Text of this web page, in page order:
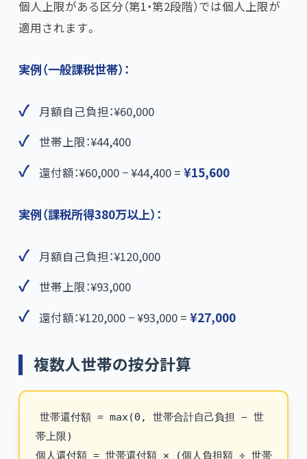
個人上限がある区分（第1・第2段階）では個人上限が
適用されます。
実例（一般課税世帯）：
月額自己負担：¥60,000
世帯上限：¥44,400
還付額：¥60,000 − ¥44,400 = ¥15,600
実例（課税所得380万以上）：
月額自己負担：¥120,000
世帯上限：¥93,000
還付額：¥120,000 − ¥93,000 = ¥27,000
複数人世帯の按分計算
世帯還付額 = max(0, 世帯合計自己負担 − 世
帯上限)
個人還付額 = 世帯還付額 × (個人負担額 ÷ 世帯